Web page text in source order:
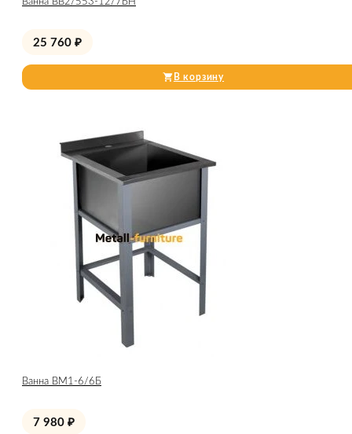
Ванна ВВ2/553-12/7БН
25 760 ₽
В корзину
Ванна ВМ1-6/6Б
7 980 ₽